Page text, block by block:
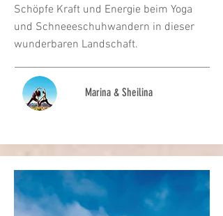
Schöpfe Kraft und Energie beim Yoga
und Schneeeschuhwandern in dieser
wunderbaren Landschaft.
Marina & Sheilina